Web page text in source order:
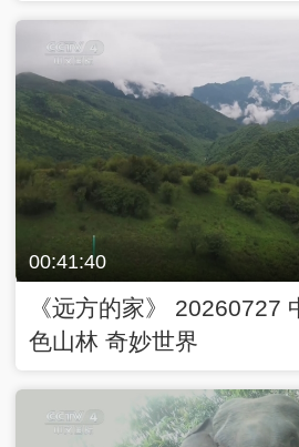
00:41:40
《远方的家》 20260727
色山林 奇妙世界